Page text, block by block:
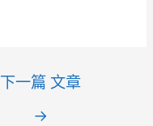
下一篇 文章
→